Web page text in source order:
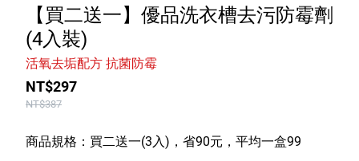
強效誘引捕黏板
優品x柴語錄
團購專區
關於優品
會員權益
【買二送一】優品洗衣槽去污防霉劑
(4入裝)
活氧去垢配方 抗菌防霉
NT$297
NT$387
商品規格：買二送一(3入)，省90元，平均一盒99